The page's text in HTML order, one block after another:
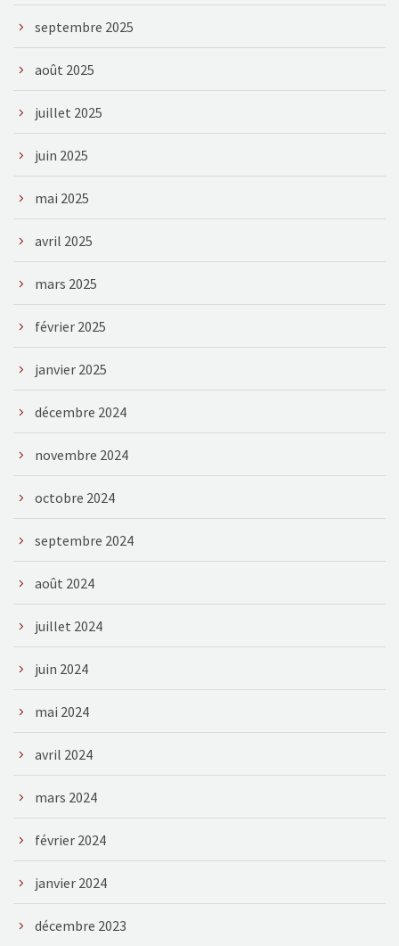
septembre 2025
août 2025
juillet 2025
juin 2025
mai 2025
avril 2025
mars 2025
février 2025
janvier 2025
décembre 2024
novembre 2024
octobre 2024
septembre 2024
août 2024
juillet 2024
juin 2024
mai 2024
avril 2024
mars 2024
février 2024
janvier 2024
décembre 2023